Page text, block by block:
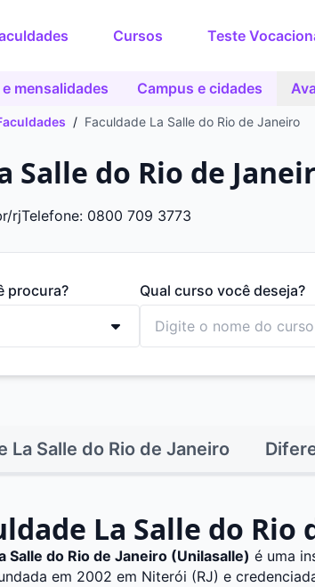
Cursos Teste
mensalidades Campus e cidades
/ Faculdade La Salle do Rio de Janeiro
Salle do Rio de
rjTelefone: 0800 709 3773
procura? Qual curso você deseja?
La Salle do Rio de Janeiro
La Salle do Rio
do Rio de Janeiro (Unilasalle) é uma
em 2002 em Niterói (RJ) e